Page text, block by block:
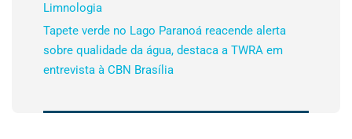
Limnologia
Tapete verde no Lago Paranoá reacende alerta
sobre qualidade da água, destaca a TWRA em
entrevista à CBN Brasília